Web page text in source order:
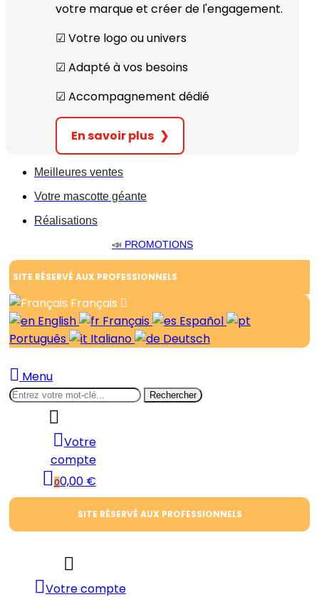
votre marque et créer de l'engagement.
☑︎ Votre logo ou univers
☑︎ Adapté à vos besoins
☑︎ Accompagnement dédié
En savoir plus ❯
Meilleures ventes
Votre mascotte géante
Réalisations
📣 PROMOTIONS
SITE RÉSERVÉ AUX PROFESSIONNELS
Français
English
Français
Español
Português
Italiano Deutsch
Menu
Rechercher
Votre
compte
00,00 €
SITE RÉSERVÉ AUX PROFESSIONNELS
Votre compte